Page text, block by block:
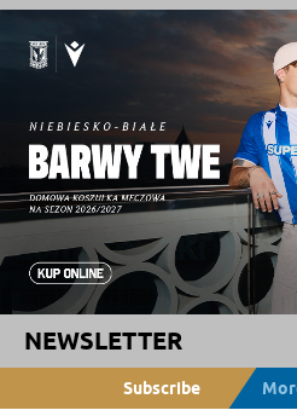
NEWSLETTER
Subscribe